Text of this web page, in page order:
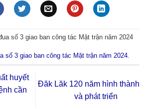
số 3 giao ban công tác Mặt trận năm 2024
số 3 giao ban công tác Mặt trận năm 2024.
huyết
cần
Đăk Lăk 120 năm hình thành
và phát triển